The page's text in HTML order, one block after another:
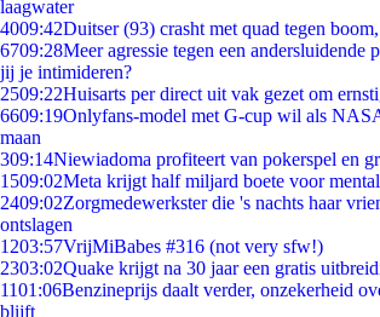
laagwater
4009:42Duitser (93) crasht met quad tegen
6709:28Meer agressie tegen een andersluidende
jij je intimideren?
2509:22Huisarts per direct uit vak gezet om
6609:19Onlyfans-model met G-cup wil als
maan
309:14Niewiadoma profiteert van pokerspel en
1509:02Meta krijgt half miljard boete voor
2409:02Zorgmedewerkster die 's nachts haar
ontslagen
1203:57VrijMiBabes #316 (not very sfw!)
2303:02Quake krijgt na 30 jaar een gratis
1101:06Benzineprijs daalt verder, onzekerheid
blijft